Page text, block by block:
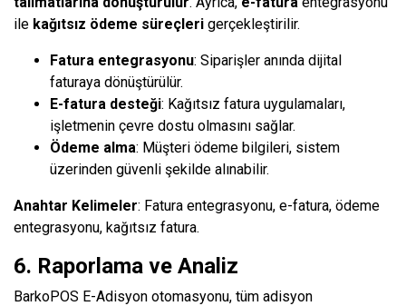
ile kağıtsız ödeme süreçleri gerçekleştirilir.
Fatura entegrasyonu: Siparişler anında dijital
faturaya dönüştürülür.
E-fatura desteği: Kağıtsız fatura uygulamaları,
işletmenin çevre dostu olmasını sağlar.
Ödeme alma: Müşteri ödeme bilgileri, sistem
üzerinden güvenli şekilde alınabilir.
Anahtar Kelimeler: Fatura entegrasyonu, e-fatura, ödeme
entegrasyonu, kağıtsız fatura.
6. Raporlama ve Analiz
BarkoPOS E-Adisyon otomasyonu, tüm adisyon